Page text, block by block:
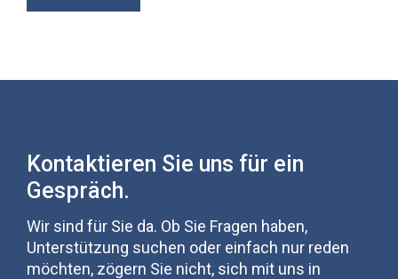
Kontaktieren Sie uns für ein
Gespräch.
Wir sind für Sie da. Ob Sie Fragen haben,
Unterstützung suchen oder einfach nur reden
möchten, zögern Sie nicht, sich mit uns in